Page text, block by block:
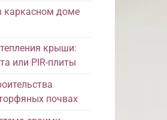
каркасном доме
крыши:
или PIR-плиты
почвах